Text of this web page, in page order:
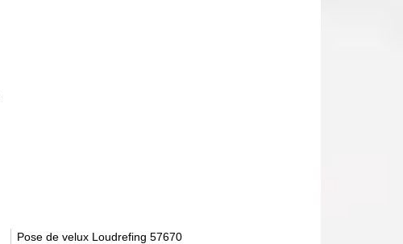
Pose de velux Loudrefing 57670